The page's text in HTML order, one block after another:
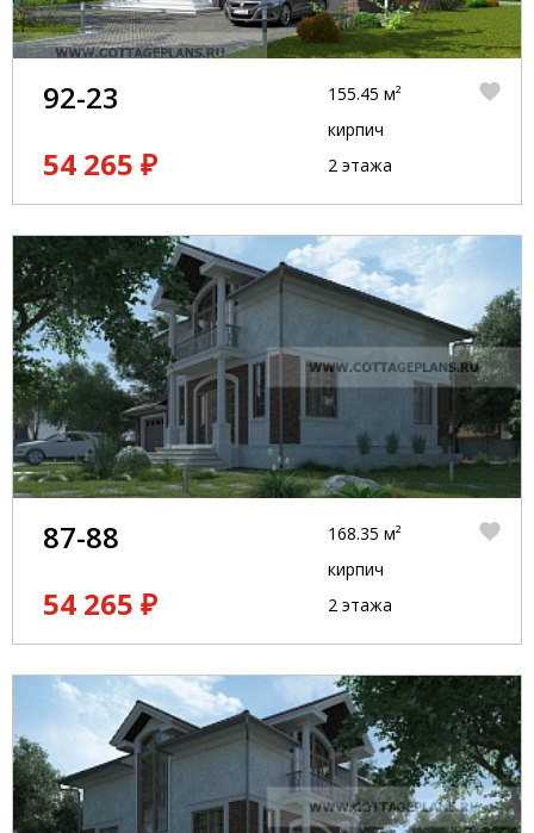
92-23
54 265 ₽
155.45 м²
кирпич
2 этажа
87-88
54 265 ₽
168.35 м²
кирпич
2 этажа